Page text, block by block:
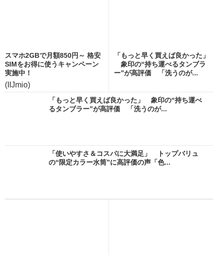
スマホ2GBで月額850円～ 格安
SIMをお得に使うキャンペーン
実施中！
(IIJmio)
「もっと早く買えば良かった」
象印の“持ち運べるタンブラ
ー”が高評価 「洗うのが...
「もっと早く買えば良かった」 象印の“持ち運べ
るタンブラー”が高評価 「洗うのが...
「使いやすさ＆コスパに大満足」 トップバリュ
の“限定カラー水筒”に高評価の声「色...